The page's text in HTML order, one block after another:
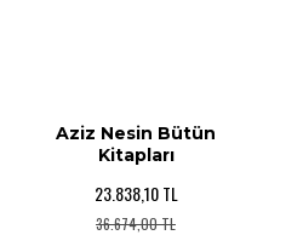
Aziz Nesin Bütün
Kitapları
23.838,10 TL
36.674,00 TL